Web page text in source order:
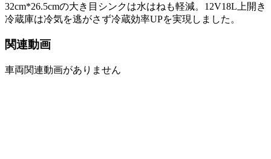
32cm*26.5cmの大き目シンクは水はねも軽減。12V18L上開き
冷蔵庫は冷気を逃がさず冷蔵効率UPを実現しました。
関連動画
車両関連動画がありません